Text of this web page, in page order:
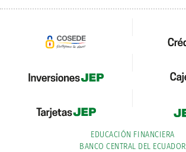
EDUCACIÓN FINANCIERA
BANCO CENTRAL DEL ECUADOR